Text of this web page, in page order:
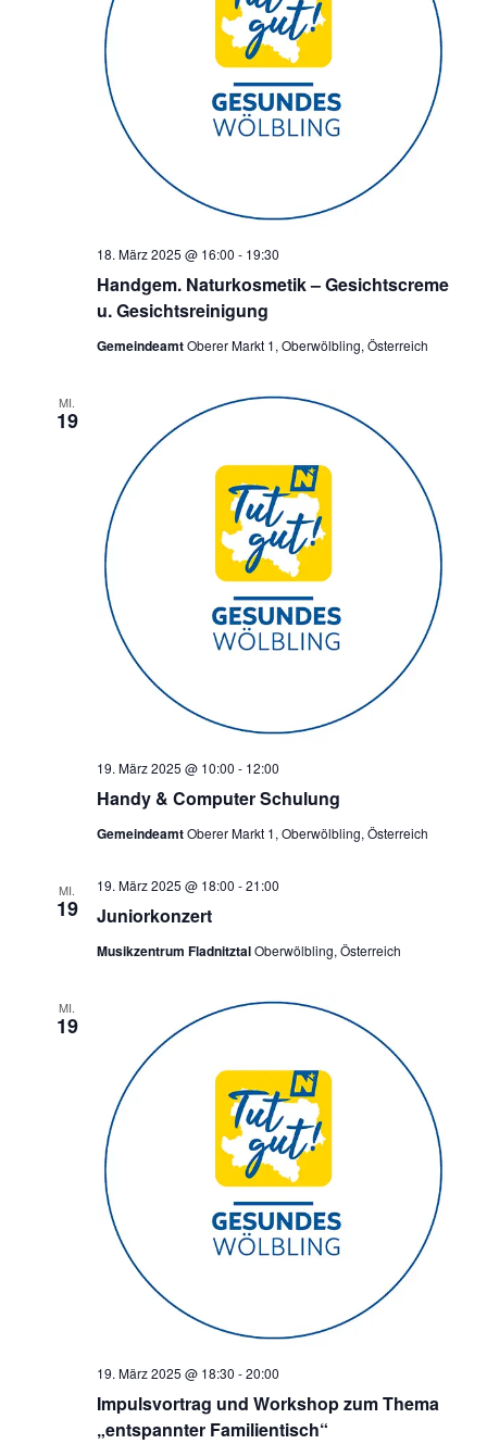
Handgem. Naturkosmetik – Gesichtscreme
u. Gesichtsreinigung
18. März 2025 @ 16:00 - 19:30
GemeindeamtOberer Markt 1, Oberwölbling, Österreich
MI.
19
Handy & Computer Schulung
19. März 2025 @ 10:00 - 12:00
GemeindeamtOberer Markt 1, Oberwölbling, Österreich
MI.
19 Juniorkonzert
19. März 2025 @ 18:00 -21:00
Musikzentrum FladnitztalOberwölbling, Österreich
MI.
19
Impulsvortrag und Workshop zum Thema
„entspannter Familientisch“
19. März 2025 @ 18:30 -20:00